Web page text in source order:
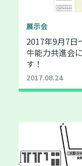
展示会
2017年9月7
牛能力共進会
す！
2017.08.24